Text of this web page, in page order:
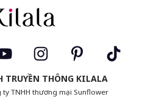
TRUYỀN THÔNG KILALA
ty TNHH thương mại Sunflower